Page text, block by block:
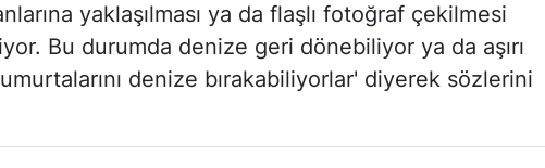
yaklaşılması ya da flaşlı fotoğraf çekilmesi
Bu durumda denize geri dönebiliyor ya da aşırı
denize bırakabiliyorlar' diyerek sözlerini